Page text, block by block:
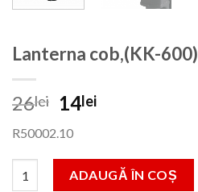
Lanterna cob,(KK-600)
26lei
Prețul
a
fost:
26lei.
14leiPrețul
14lei.
R50002.10
Cantitate Lanterna cob,(KK-600)
ADAUGĂ ÎN COȘ